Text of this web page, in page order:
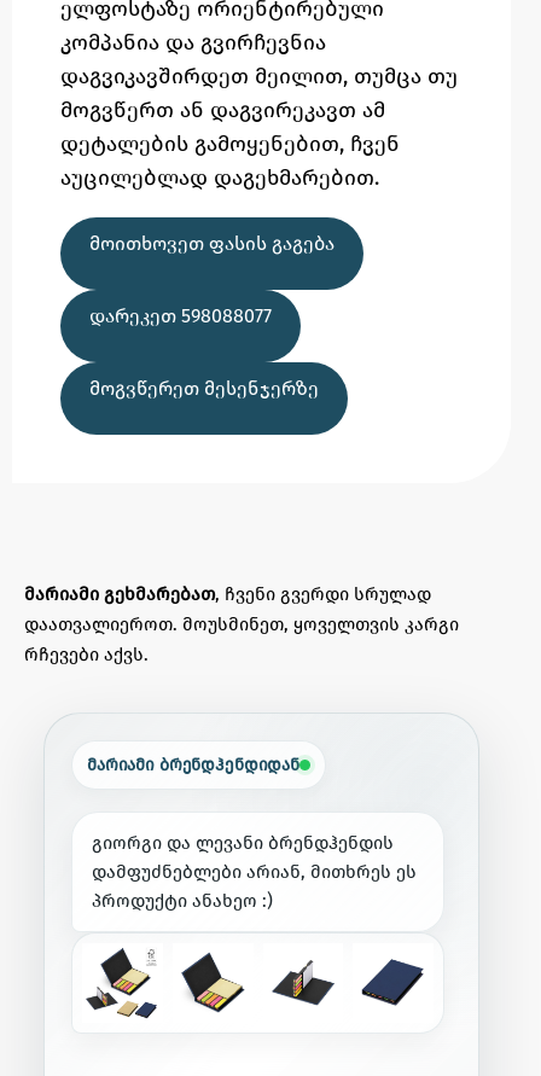
ელფოსტაზე ორიენტირებული
კომპანია და გვირჩევნია
დაგვიკავშირდეთ მეილით, თუმცა თუ
მოგვწერთ ან დაგვირეკავთ ამ
დეტალების გამოყენებით, ჩვენ
აუცილებლად დაგეხმარებით.
ᲛᲝᲘᲗᲮᲝᲕᲔᲗ ᲤᲐᲡᲘᲡ ᲒᲐᲒᲔᲑᲐ
ᲓᲐᲠᲔᲙᲔᲗ 598088077
ᲛᲝᲒᲕᲬᲔᲠᲔᲗ ᲛᲔᲡᲔᲜᲯᲔᲠᲖᲔ
მარიამი გეხმარებათ, ჩვენი გვერდი სრულად
დაათვალიეროთ. მოუსმინეთ, ყოველთვის კარგი
რჩევები აქვს.
მარიამი ბრენდჰენდიდან
გიორგი და ლევანი ბრენდჰენდის
დამფუძნებლები არიან, მითხრეს ეს
პროდუქტი ანახეო :)